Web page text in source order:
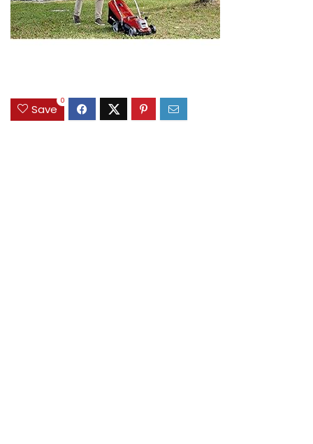
Save
0